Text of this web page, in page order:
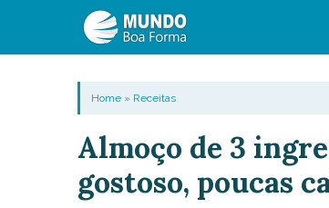
Home» Receitas
Almoço de 3
gostoso, poucas